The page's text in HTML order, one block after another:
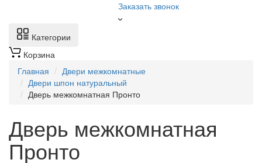
Заказать звонок
Категории
Корзина
Главная
Двери межкомнатные
Двери шпон натуральный
Дверь межкомнатная Пронто
Дверь межкомнатная
Пронто